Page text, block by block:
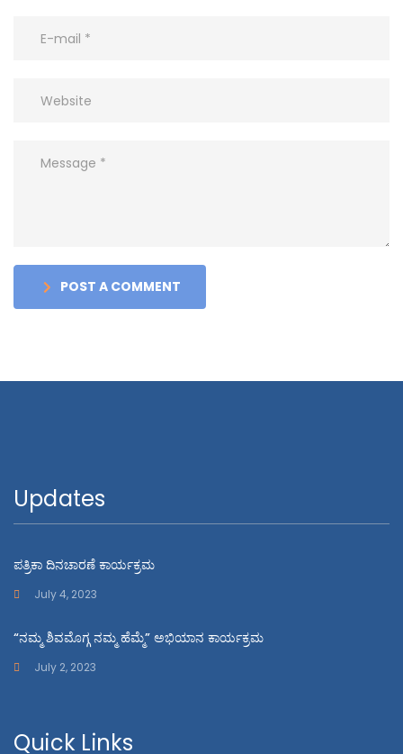
POST A COMMENT
Updates
ಪತ್ರಿಕಾ ದಿನಚಾರಣೆ ಕಾರ್ಯಕ್ರಮ
July 4, 2023
“ನಮ್ಮ ಶಿವಮೊಗ್ಗ ನಮ್ಮ ಹೆಮ್ಮೆ” ಅಭಿಯಾನ ಕಾರ್ಯಕ್ರಮ
July 2, 2023
Quick Links